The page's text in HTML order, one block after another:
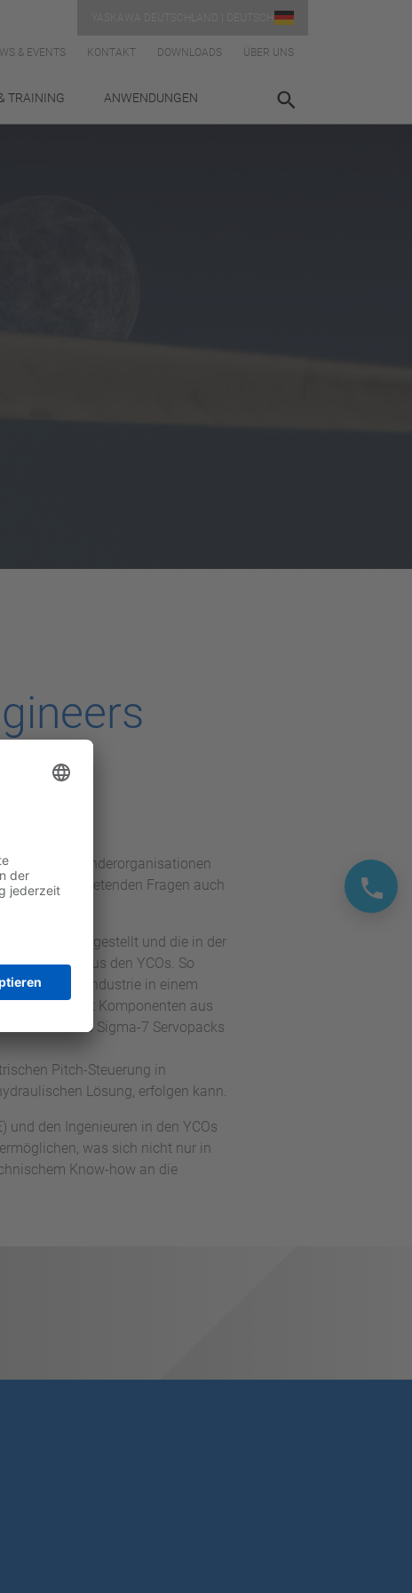
& EVENTS KONTAKT DOWNLOADS ÜBER UNS
TRAINING ANWENDUNGEN
der Länderorganisationen
häufig auftretenden Fragen auch
bereitgestellt und die in der
Beiträge aus den YCOs. So
in einem
mit Komponenten aus
Motoren und Sigma-7 Servopacks
Pitch-Steuerung in
Lösung, erfolgen kann.
und den Ingenieuren in den YCOs
was sich nicht nur in
Know-how an die